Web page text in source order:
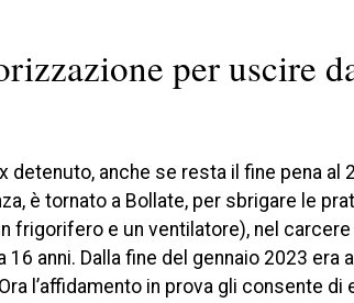
per uscire
detenuto, anche se resta il fine pena al
è tornato a Bollate, per sbrigare le
frigorifero e un ventilatore), nel
anni. Dalla fine del gennaio 2023 era
l’affidamento in prova gli consente